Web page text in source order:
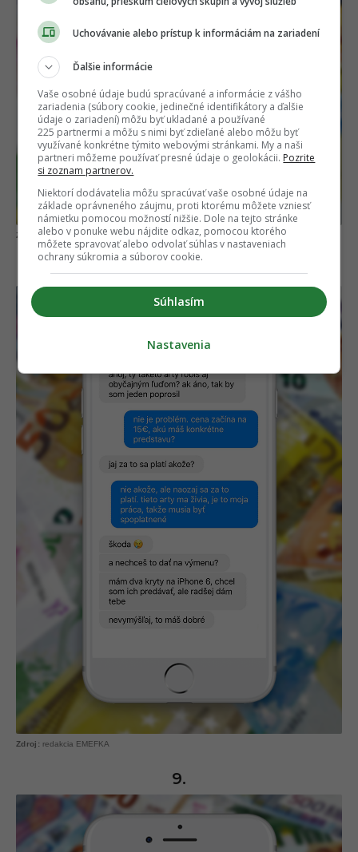
redakcia EMEFKA
8.
redakcia EMEFKA
9.
Uchovávanie alebo prístup k informáciám na zariadení
Ďalšie informácie
Vaše osobné údaje budú spracúvané a informácie z vášho
zariadenia (súbory cookie, jedinečné identifikátory a ďalšie
údaje o zariadení) môžu byť ukladané a používané
225 partnermi a môžu s nimi byť zdieľané alebo môžu byť
využívané konkrétne týmito webovými stránkami. My a naši
partneri môžeme používať presné údaje o geolokácii. Pozrite
si zoznam partnerov.
Niektorí dodávatelia môžu spracúvať vaše osobné údaje na
základe oprávneného záujmu, proti ktorému môžete vzniesť
námietku pomocou možností nižšie. Dole na tejto stránke
alebo v ponuke webu nájdite odkaz, pomocou ktorého
môžete spravovať alebo odvolať súhlas v nastaveniach
ochrany súkromia a súborov cookie.
Súhlasím
Nastavenia